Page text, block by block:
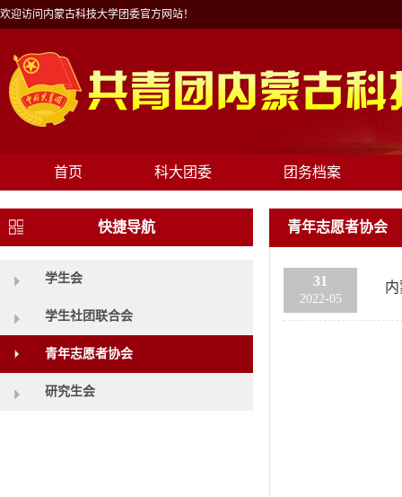
欢迎访问内蒙古科技大学团委官方网站！
首页 科大团委 团务档案
快捷导航
学生会
学生社团联合会
青年志愿者协会
研究生会
青年志愿者协会
31
2022-05